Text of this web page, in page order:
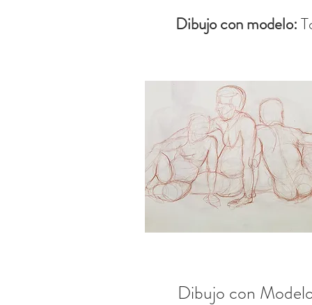
Dibujo con modelo:
Dibujo con